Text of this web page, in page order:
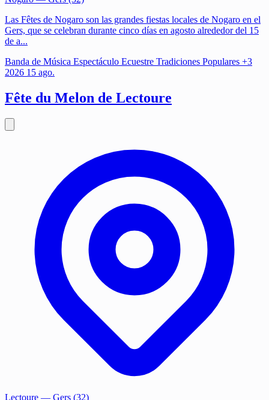
Las Fêtes de Nogaro son las grandes fiestas locales de Nogaro en el
Gers, que se celebran durante cinco días en agosto alrededor del 15
de a...
Banda de Música Espectáculo Ecuestre Tradiciones Populares +3
2026 15 ago.
Fête du Melon de Lectoure
Lectoure — Gers (32)